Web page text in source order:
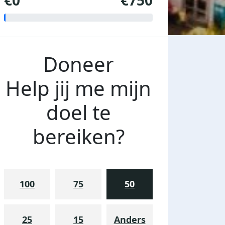
Doneer
Help jij me mijn
doel te
bereiken?
100 75 50
25 15 Anders